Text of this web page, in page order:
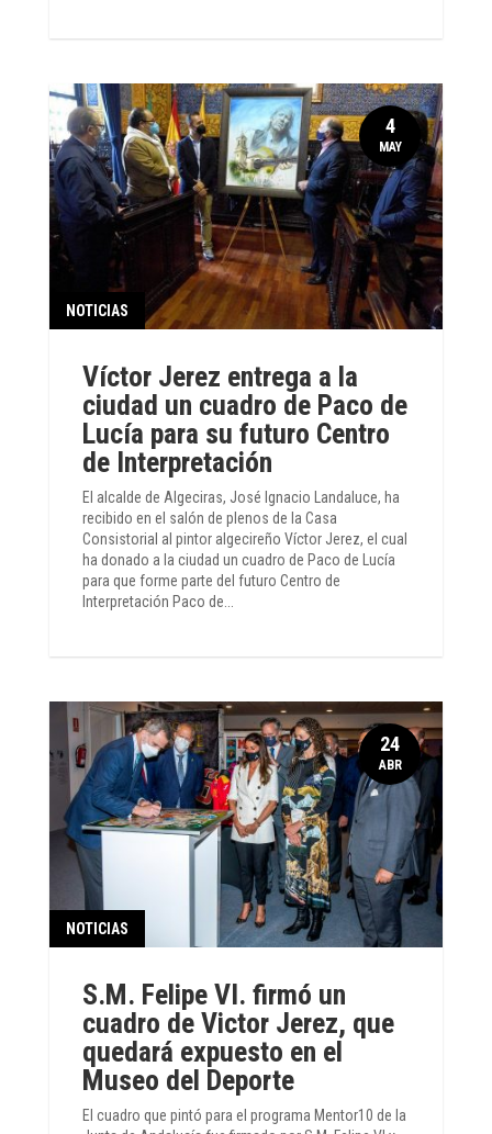
Víctor Jerez entrega a la
ciudad un cuadro de Paco de
Lucía para su futuro Centro
de Interpretación
NOTICIAS
El alcalde de Algeciras, José Ignacio Landaluce, ha
recibido en el salón de plenos de la Casa
Consistorial al pintor algecireño Víctor Jerez, el cual
ha donado a la ciudad un cuadro de Paco de Lucía
para que forme parte del futuro Centro de
Interpretación Paco de...
4
MAY
S.M. Felipe VI. firmó un
cuadro de Victor Jerez, que
quedará expuesto en el
Museo del Deporte
NOTICIAS
El cuadro que pintó para el programa Mentor10 de la
24
ABR